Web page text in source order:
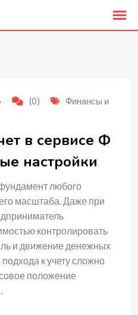
(0)
Финансы и
в сервисе Ф
настройки
любого
масштаба. Даже при
контролировать
и движение денежных
к учету сложно
положение